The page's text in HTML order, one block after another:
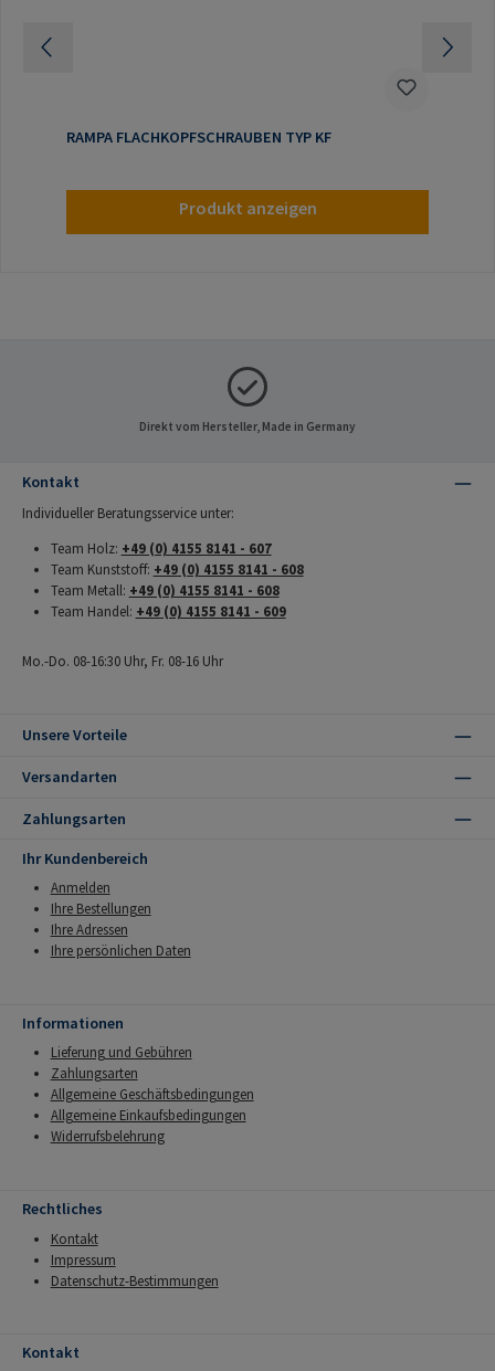
RAMPA FLACHKOPFSCHRAUBEN TYP KF
Produkt anzeigen
Direkt vom Hersteller, Made in Germany
Kontakt
Individueller Beratungsservice unter:
Team Holz: +49 (0) 4155 8141 - 607
Team Kunststoff: +49 (0) 4155 8141 - 608
Team Metall: +49 (0) 4155 8141 - 608
Team Handel: +49 (0) 4155 8141 - 609
Mo.-Do. 08-16:30 Uhr, Fr. 08-16 Uhr
Unsere Vorteile
Versandarten
Zahlungsarten
Ihr Kundenbereich
Anmelden
Ihre Bestellungen
Ihre Adressen
Ihre persönlichen Daten
Informationen
Lieferung und Gebühren
Zahlungsarten
Allgemeine Geschäftsbedingungen
Allgemeine Einkaufsbedingungen
Widerrufsbelehrung
Rechtliches
Kontakt
Impressum
Datenschutz-Bestimmungen
Kontakt